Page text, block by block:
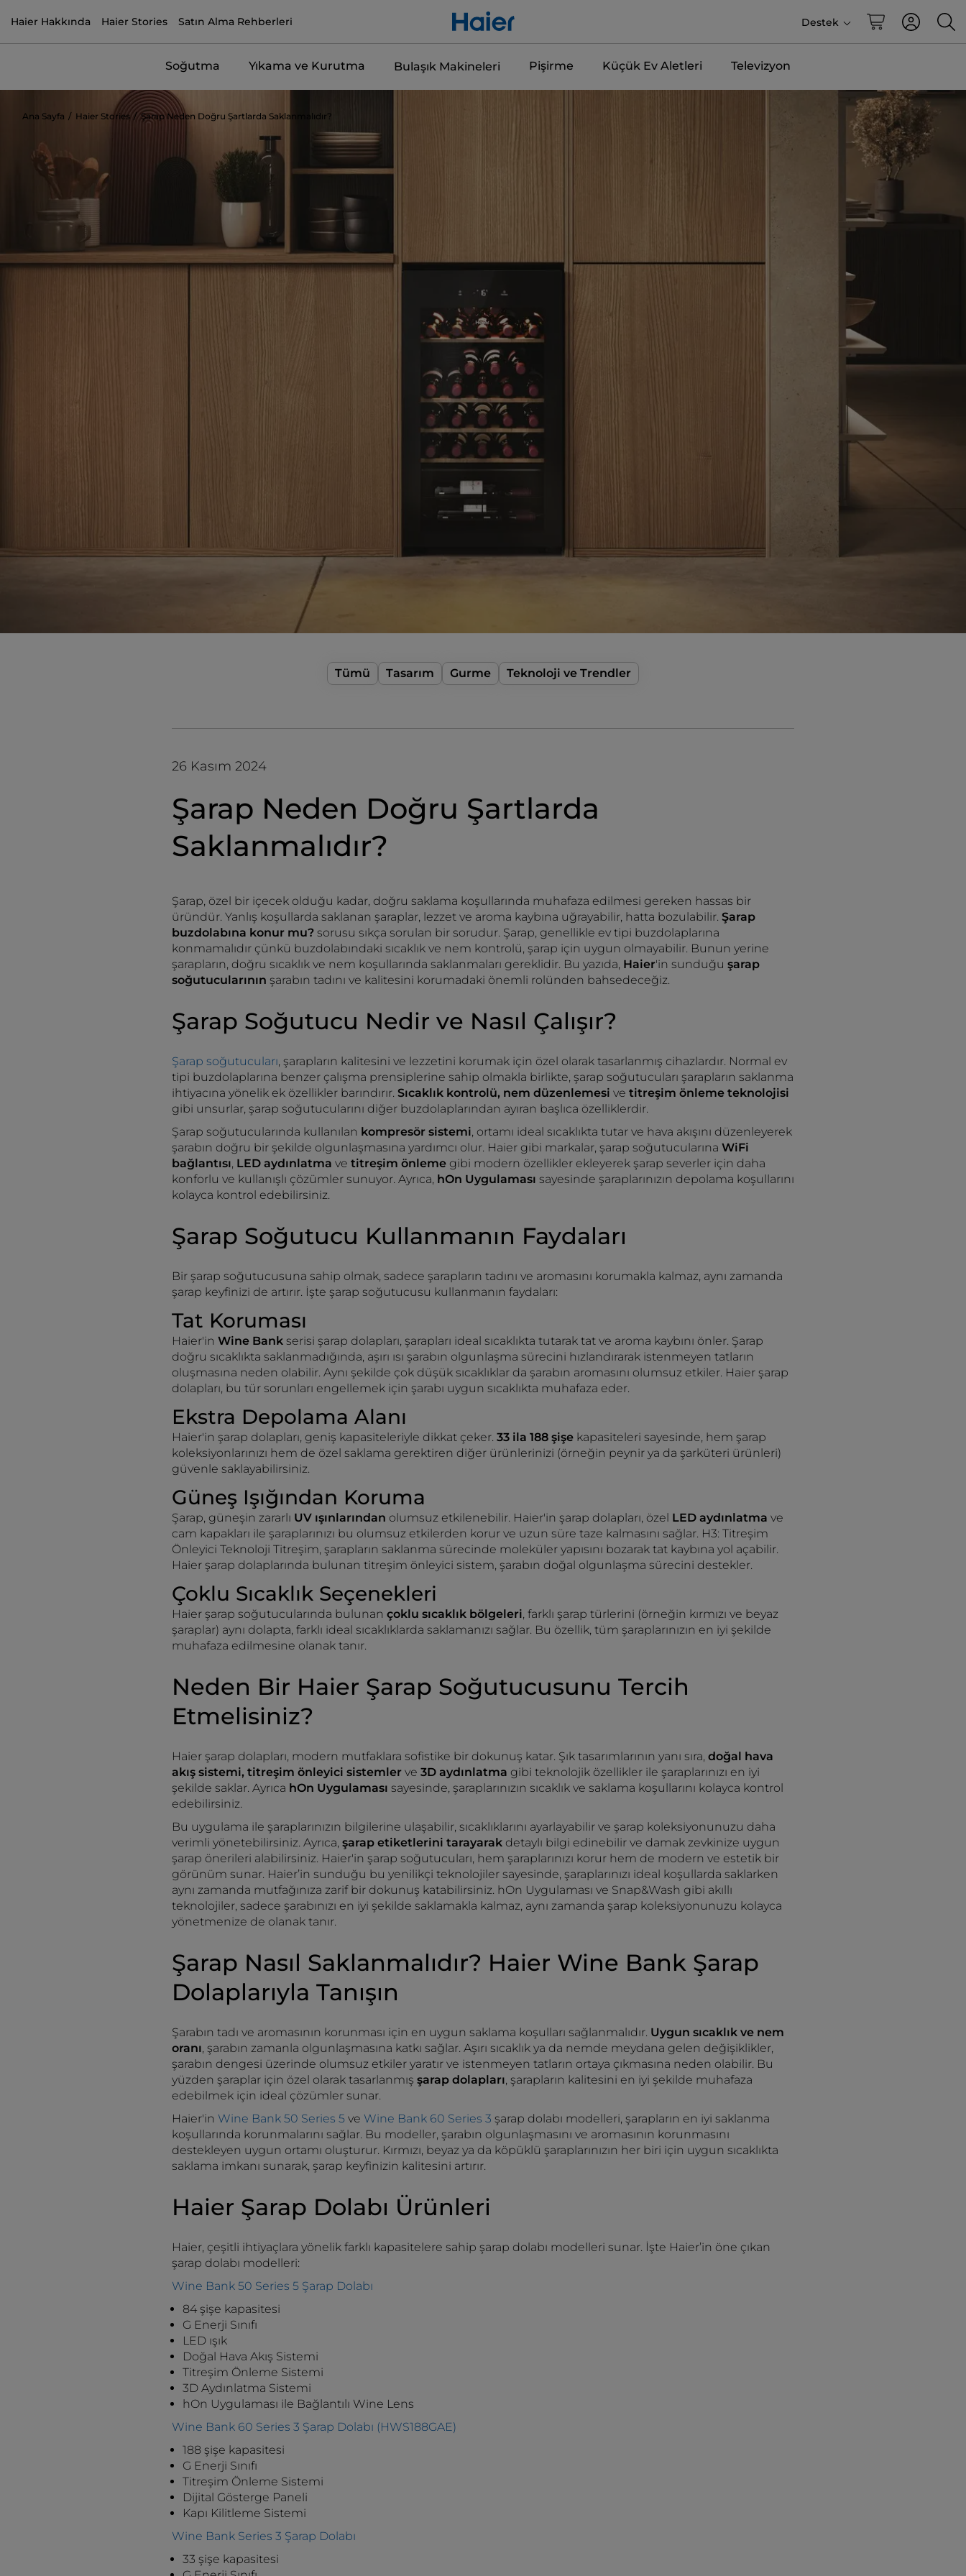
Haier Hakkında Haier Stories Satın Alma Rehberleri Destek
Soğutma Yıkama ve Kurutma Bulaşık Makineleri Pişirme Küçük Ev Aletleri Televizyon
Ana Sayfa Haier Stories Şarap Neden Doğru Şartlarda Saklanmalıdır?
Tümü Tasarım Gurme Teknoloji ve Trendler
26 Kasım 2024
Şarap Neden Doğru Şartlarda
Saklanmalıdır?
Şarap, özel bir içecek olduğu kadar, doğru saklama koşullarında muhafaza edilmesi gereken hassas bir
üründür. Yanlış koşullarda saklanan şaraplar, lezzet ve aroma kaybına uğrayabilir, hatta bozulabilir. Şarap
buzdolabına konur mu? sorusu sıkça sorulan bir sorudur. Şarap, genellikle ev tipi buzdolaplarına
konmamalıdır çünkü buzdolabındaki sıcaklık ve nem kontrolü, şarap için uygun olmayabilir. Bunun yerine
şarapların, doğru sıcaklık ve nem koşullarında saklanmaları gereklidir. Bu yazıda, Haier'in sunduğu şarap
soğutucularının şarabın tadını ve kalitesini korumadaki önemli rolünden bahsedeceğiz.
Şarap Soğutucu Nedir ve Nasıl Çalışır?
Şarap soğutucuları, şarapların kalitesini ve lezzetini korumak için özel olarak tasarlanmış cihazlardır. Normal ev
tipi buzdolaplarına benzer çalışma prensiplerine sahip olmakla birlikte, şarap soğutucuları şarapların saklanma
ihtiyacına yönelik ek özellikler barındırır. Sıcaklık kontrolü, nem düzenlemesi ve titreşim önleme teknolojisi
gibi unsurlar, şarap soğutucularını diğer buzdolaplarından ayıran başlıca özelliklerdir.
Şarap soğutucularında kullanılan kompresör sistemi, ortamı ideal sıcaklıkta tutar ve hava akışını düzenleyerek
şarabın doğru bir şekilde olgunlaşmasına yardımcı olur. Haier gibi markalar, şarap soğutucularına WiFi
bağlantısı, LED aydınlatma ve titreşim önleme gibi modern özellikler ekleyerek şarap severler için daha
konforlu ve kullanışlı çözümler sunuyor. Ayrıca, hOn Uygulaması sayesinde şaraplarınızın depolama koşullarını
kolayca kontrol edebilirsiniz.
Şarap Soğutucu Kullanmanın Faydaları
Bir şarap soğutucusuna sahip olmak, sadece şarapların tadını ve aromasını korumakla kalmaz, aynı zamanda
şarap keyfinizi de artırır. İşte şarap soğutucusu kullanmanın faydaları:
Tat Koruması
Haier'in Wine Bank serisi şarap dolapları, şarapları ideal sıcaklıkta tutarak tat ve aroma kaybını önler. Şarap
doğru sıcaklıkta saklanmadığında, aşırı ısı şarabın olgunlaşma sürecini hızlandırarak istenmeyen tatların
oluşmasına neden olabilir. Aynı şekilde çok düşük sıcaklıklar da şarabın aromasını olumsuz etkiler. Haier şarap
dolapları, bu tür sorunları engellemek için şarabı uygun sıcaklıkta muhafaza eder.
Ekstra Depolama Alanı
Haier'in şarap dolapları, geniş kapasiteleriyle dikkat çeker. 33 ila 188 şişe kapasiteleri sayesinde, hem şarap
koleksiyonlarınızı hem de özel saklama gerektiren diğer ürünlerinizi (örneğin peynir ya da şarküteri ürünleri)
güvenle saklayabilirsiniz.
Güneş Işığından Koruma
Şarap, güneşin zararlı UV ışınlarından olumsuz etkilenebilir. Haier'in şarap dolapları, özel LED aydınlatma ve
cam kapakları ile şaraplarınızı bu olumsuz etkilerden korur ve uzun süre taze kalmasını sağlar. H3: Titreşim
Önleyici Teknoloji Titreşim, şarapların saklanma sürecinde moleküler yapısını bozarak tat kaybına yol açabilir.
Haier şarap dolaplarında bulunan titreşim önleyici sistem, şarabın doğal olgunlaşma sürecini destekler.
Çoklu Sıcaklık Seçenekleri
Haier şarap soğutucularında bulunan çoklu sıcaklık bölgeleri, farklı şarap türlerini (örneğin kırmızı ve beyaz
şaraplar) aynı dolapta, farklı ideal sıcaklıklarda saklamanızı sağlar. Bu özellik, tüm şaraplarınızın en iyi şekilde
muhafaza edilmesine olanak tanır.
Neden Bir Haier Şarap Soğutucusunu Tercih
Etmelisiniz?
Haier şarap dolapları, modern mutfaklara sofistike bir dokunuş katar. Şık tasarımlarının yanı sıra, doğal hava
akış sistemi, titreşim önleyici sistemler ve 3D aydınlatma gibi teknolojik özellikler ile şaraplarınızı en iyi
şekilde saklar. Ayrıca hOn Uygulaması sayesinde, şaraplarınızın sıcaklık ve saklama koşullarını kolayca kontrol
edebilirsiniz.
Bu uygulama ile şaraplarınızın bilgilerine ulaşabilir, sıcaklıklarını ayarlayabilir ve şarap koleksiyonunuzu daha
verimli yönetebilirsiniz. Ayrıca, şarap etiketlerini tarayarak detaylı bilgi edinebilir ve damak zevkinize uygun
şarap önerileri alabilirsiniz. Haier'in şarap soğutucuları, hem şaraplarınızı korur hem de modern ve estetik bir
görünüm sunar. Haier’in sunduğu bu yenilikçi teknolojiler sayesinde, şaraplarınızı ideal koşullarda saklarken
aynı zamanda mutfağınıza zarif bir dokunuş katabilirsiniz. hOn Uygulaması ve Snap&Wash gibi akıllı
teknolojiler, sadece şarabınızı en iyi şekilde saklamakla kalmaz, aynı zamanda şarap koleksiyonunuzu kolayca
yönetmenize de olanak tanır.
Şarap Nasıl Saklanmalıdır? Haier Wine Bank Şarap
Dolaplarıyla Tanışın
Şarabın tadı ve aromasının korunması için en uygun saklama koşulları sağlanmalıdır. Uygun sıcaklık ve nem
oranı, şarabın zamanla olgunlaşmasına katkı sağlar. Aşırı sıcaklık ya da nemde meydana gelen değişiklikler,
şarabın dengesi üzerinde olumsuz etkiler yaratır ve istenmeyen tatların ortaya çıkmasına neden olabilir. Bu
yüzden şaraplar için özel olarak tasarlanmış şarap dolapları, şarapların kalitesini en iyi şekilde muhafaza
edebilmek için ideal çözümler sunar.
Haier'in Wine Bank 50 Series 5 ve Wine Bank 60 Series 3 şarap dolabı modelleri, şarapların en iyi saklanma
koşullarında korunmalarını sağlar. Bu modeller, şarabın olgunlaşmasını ve aromasının korunmasını
destekleyen uygun ortamı oluşturur. Kırmızı, beyaz ya da köpüklü şaraplarınızın her biri için uygun sıcaklıkta
saklama imkanı sunarak, şarap keyfinizin kalitesini artırır.
Haier Şarap Dolabı Ürünleri
Haier, çeşitli ihtiyaçlara yönelik farklı kapasitelere sahip şarap dolabı modelleri sunar. İşte Haier’in öne çıkan
şarap dolabı modelleri:
Wine Bank 50 Series 5 Şarap Dolabı
84 şişe kapasitesi
G Enerji Sınıfı
LED ışık
Doğal Hava Akış Sistemi
Titreşim Önleme Sistemi
3D Aydınlatma Sistemi
hOn Uygulaması ile Bağlantılı Wine Lens
Wine Bank 60 Series 3 Şarap Dolabı (HWS188GAE)
188 şişe kapasitesi
G Enerji Sınıfı
Titreşim Önleme Sistemi
Dijital Gösterge Paneli
Kapı Kilitleme Sistemi
Wine Bank Series 3 Şarap Dolabı
33 şişe kapasitesi